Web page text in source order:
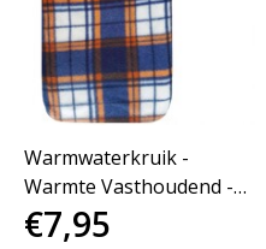
Warmwaterkruik -
Warmte Vasthoudend -
Lekvrij - 70°C Max - 1.7L
€7,95